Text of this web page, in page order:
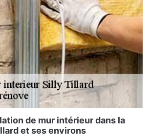
de mur intérieur dans la
et ses environs